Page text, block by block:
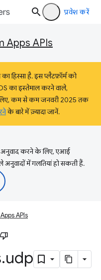
प्रवेश करें
Apps APIs
हिस्सा है. इस प्लैटफ़ॉर्म को
का इस्तेमाल करने वाले,
कम से कम जनवरी 2025 तक
के बारे में ज़्यादा जानें.
अनुवाद करने के लिए, एआई
में गलतियां हो सकती हैं.
APIs
.udp